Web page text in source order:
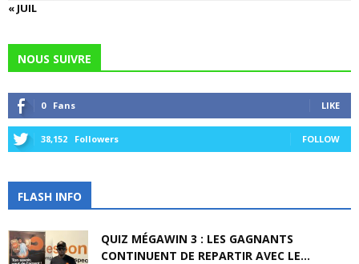
« JUIL
NOUS SUIVRE
0 Fans LIKE
38,152 Followers FOLLOW
FLASH INFO
QUIZ MÉGAWIN 3 : LES GAGNANTS
CONTINUENT DE REPARTIR AVEC LE...